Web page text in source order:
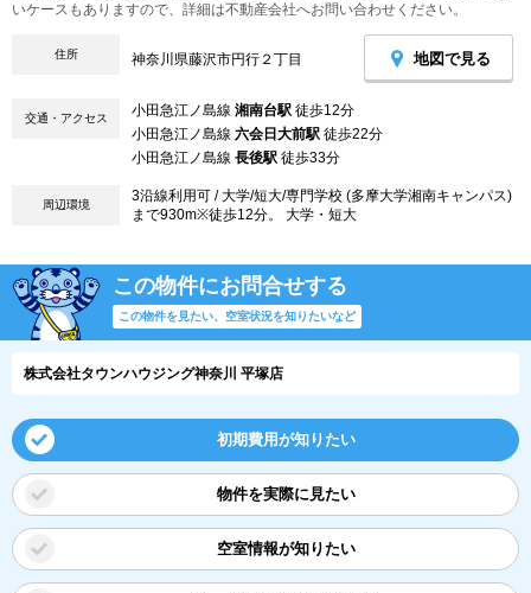
いケースもありますので、詳細は不動産会社へお問い合わせください。
住所 神奈川県藤沢市円行２丁目 地図で見る
交通・アクセス 小田急江ノ島線 湘南台駅 徒歩12分
小田急江ノ島線 六会日大前駅 徒歩22分
小田急江ノ島線 長後駅 徒歩33分
周辺環境
3沿線利用可 / 大学/短大/専門学校 (多摩大学湘南キャンパス)
まで930m※徒歩12分。 大学・短大
この物件にお問合せする
この物件を見たい、空室状況を知りたいなど
株式会社タウンハウジング神奈川 平塚店
初期費用が知りたい
物件を実際に見たい
空室情報が知りたい